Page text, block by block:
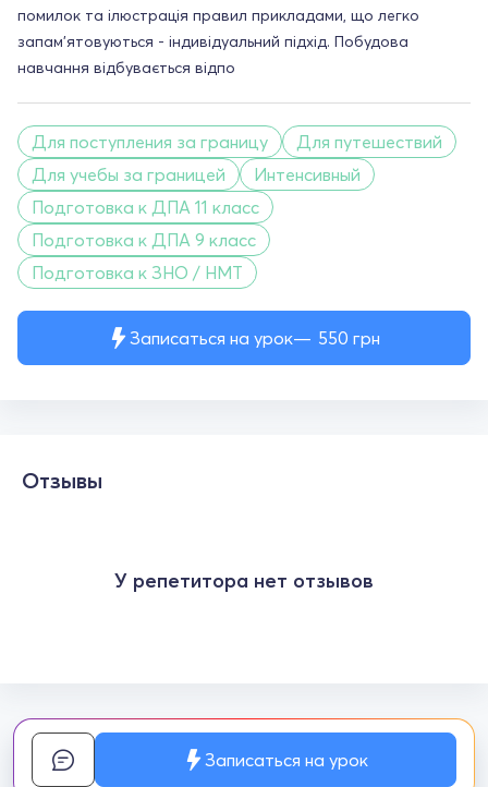
Записаться на урок 550 грн
помилок та ілюстрація правил прикладами, що легко
запам'ятовуються - індивідуальний підхід. Побудова
навчання відбувається відпо
Для поступления за границу
Для путешествий
Для учебы за границей
Интенсивный
Подготовка к ДПА 11 класс
Подготовка к ДПА 9 класс
Подготовка к ЗНО / НМТ
Отзывы
У репетитора нет отзывов
Записаться на урок